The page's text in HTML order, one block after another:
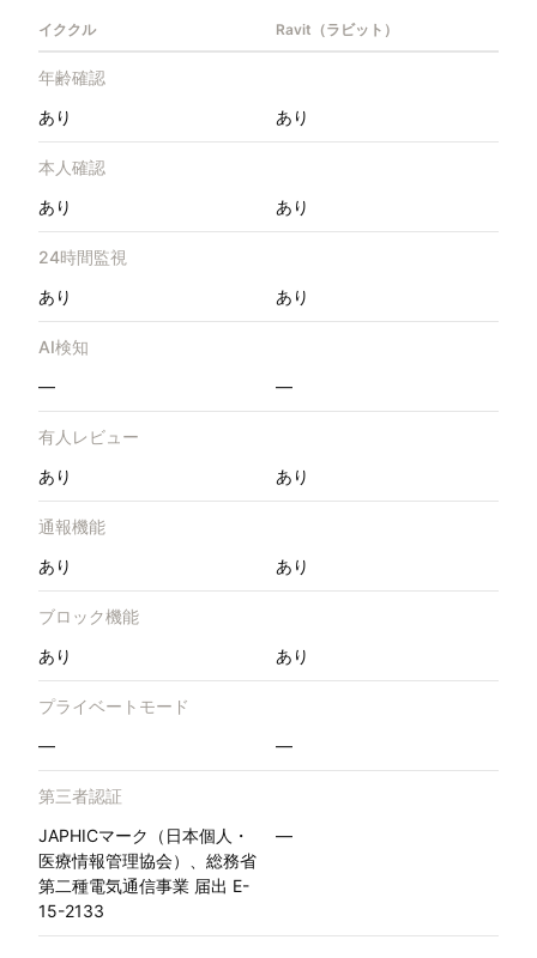
イククル Ravit（ラビット）
年齢確認
あり
あり
本人確認
あり
あり
24時間監視
あり
あり
AI検知
—
—
有人レビュー
あり
あり
通報機能
あり
あり
ブロック機能
あり
あり
プライベートモード
—
—
第三者認証
JAPHICマーク（日本個人・
医療情報管理協会）、総務省
第二種電気通信事業 届出 E-
15-2133
—